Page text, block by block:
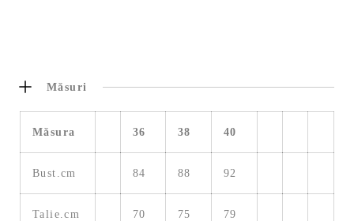
Măsuri
Măsura 36 38 40
Bust.cm 84 88 92
Talie.cm 70 75 79